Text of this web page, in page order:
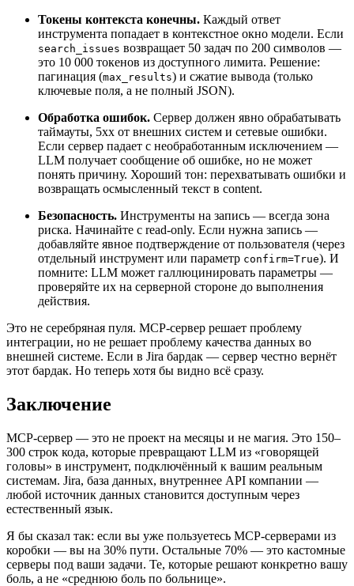
Токены контекста конечны. Каждый ответ
инструмента попадает в контекстное окно модели. Если
search_issues возвращает 50 задач по 200 символов —
это 10 000 токенов из доступного лимита. Решение:
пагинация (max_results) и сжатие вывода (только
ключевые поля, а не полный JSON).
Обработка ошибок. Сервер должен явно обрабатывать
таймауты, 5xx от внешних систем и сетевые ошибки.
Если сервер падает с необработанным исключением —
LLM получает сообщение об ошибке, но не может
понять причину. Хороший тон: перехватывать ошибки и
возвращать осмысленный текст в content.
Безопасность. Инструменты на запись — всегда зона
риска. Начинайте с read-only. Если нужна запись —
добавляйте явное подтверждение от пользователя (через
отдельный инструмент или параметр confirm=True). И
помните: LLM может галлюцинировать параметры —
проверяйте их на серверной стороне до выполнения
действия.
Это не серебряная пуля. MCP-сервер решает проблему
интеграции, но не решает проблему качества данных во
внешней системе. Если в Jira бардак — сервер честно вернёт
этот бардак. Но теперь хотя бы видно всё сразу.
Заключение
MCP-сервер — это не проект на месяцы и не магия. Это 150–
300 строк кода, которые превращают LLM из «говорящей
головы» в инструмент, подключённый к вашим реальным
системам. Jira, база данных, внутреннее API компании —
любой источник данных становится доступным через
естественный язык.
Я бы сказал так: если вы уже пользуетесь MCP-серверами из
коробки — вы на 30% пути. Остальные 70% — это кастомные
серверы под ваши задачи. Те, которые решают конкретно вашу
боль, а не «среднюю боль по больнице».